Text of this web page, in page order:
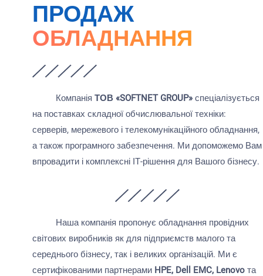
ПРОДАЖ
ОБЛАДНАННЯ
Компанія ТОВ «SOFTNET GROUP» спеціалізується
на поставках складної обчислювальної техніки:
серверів, мережевого і телекомунікаційного обладнання,
а також програмного забезпечення. Ми допоможемо Вам
впровадити і комплексні ІТ-рішення для Вашого бізнесу.
Наша компанія пропонує обладнання провідних
світових виробників як для підприємств малого та
середнього бізнесу, так і великих організацій. Ми є
сертифікованими партнерами HPE, Dell EMC, Lenovo та